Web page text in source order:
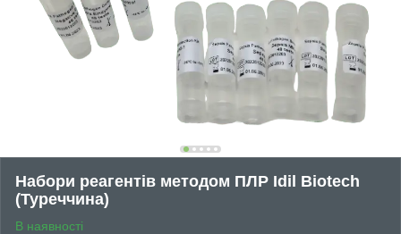
Набори реагентів методом ПЛР Idil Biotech
(Туреччина)
В наявності